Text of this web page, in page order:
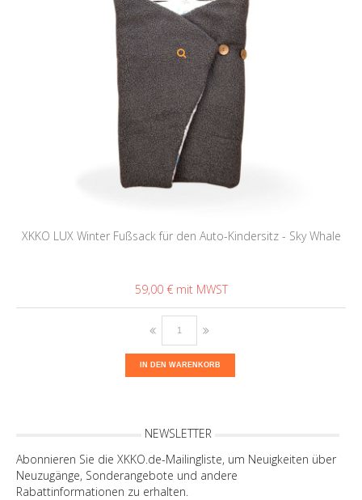
XKKO LUX Winter Fußsack für den Auto-Kindersitz - Sky Whale
59,00 €
IN DEN WARENKORB
NEWSLETTER
Abonnieren Sie die XKKO.de-Mailingliste, um Neuigkeiten über
Neuzugänge, Sonderangebote und andere
Rabattinformationen zu erhalten.